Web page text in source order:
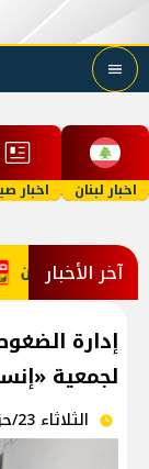
اخبار لبنان اخبار
آخر الأخبار
حركة السفن
إدارة
لجمعية
الثلاثاء 23/حزيران/2026 - 06:23 م